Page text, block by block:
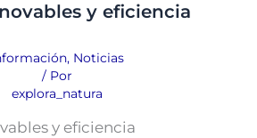
y eficiencia
, Noticias
/ Por
explora_natura
y eficiencia